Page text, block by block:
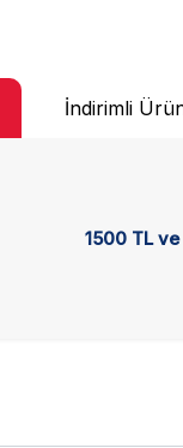
İndirimli
1500 TL